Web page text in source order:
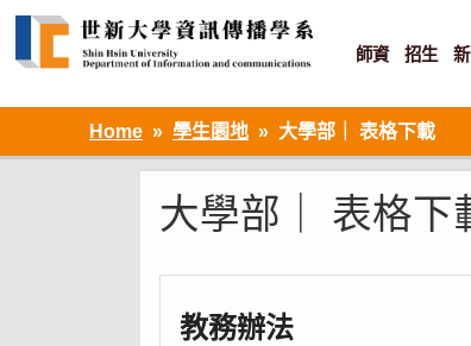
資訊設計 ‧ 知識加值 ‧ 網路傳播
師資 招生
Home 學生園地 大學部｜ 表格下載
大學部｜ 表格下
教務辦法